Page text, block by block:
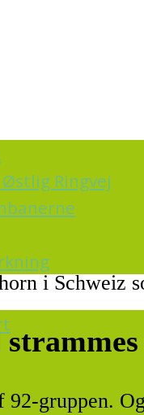
Ringvej
i Schweiz
gruppen.